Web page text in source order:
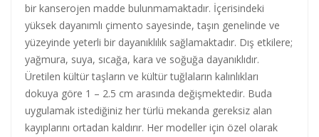
bir kanserojen madde bulunmamaktadır. İçerisindeki
yüksek dayanımlı çimento sayesinde, taşın genelinde ve
yüzeyinde yeterli bir dayanıklılık sağlamaktadır. Dış etkilere;
yağmura, suya, sıcağa, kara ve soğuğa dayanıklıdır.
Üretilen kültür taşların ve kültür tuğlaların kalınlıkları
dokuya göre 1 – 2.5 cm arasında değişmektedir. Buda
uygulamak istediğiniz her türlü mekanda gereksiz alan
kayıplarını ortadan kaldırır. Her modeller için özel olarak